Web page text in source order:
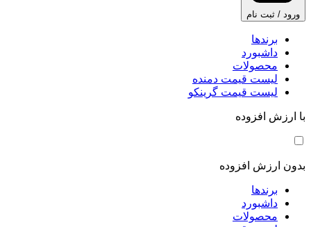
ورود / ثبت نام
برندها
داشبورد
محصولات
لیست قیمت دمنده
لیست قیمت گرینکو
با ارزش افزوده
بدون ارزش افزوده
برندها
داشبورد
محصولات